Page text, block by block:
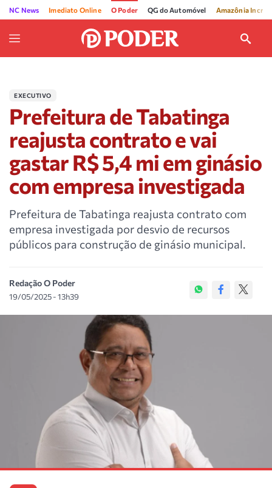
NC News Imediato Online O Poder QG do Automóvel Amazônia
EXECUTIVO
Prefeitura de Tabatinga
reajusta contrato e vai
gastar R$ 5,4 mi em ginásio
com empresa investigada
Prefeitura de Tabatinga reajusta contrato com
empresa investigada por desvio de recursos
públicos para construção de ginásio municipal.
Redação O Poder
19/05/2025 - 13h39